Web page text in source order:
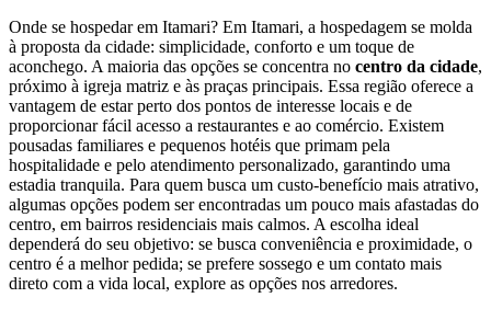
Onde se hospedar em Itamari? Em Itamari, a hospedagem se molda
à proposta da cidade: simplicidade, conforto e um toque de
aconchego. A maioria das opções se concentra no centro da cidade,
próximo à igreja matriz e às praças principais. Essa região oferece a
vantagem de estar perto dos pontos de interesse locais e de
proporcionar fácil acesso a restaurantes e ao comércio. Existem
pousadas familiares e pequenos hotéis que primam pela
hospitalidade e pelo atendimento personalizado, garantindo uma
estadia tranquila. Para quem busca um custo-benefício mais atrativo,
algumas opções podem ser encontradas um pouco mais afastadas do
centro, em bairros residenciais mais calmos. A escolha ideal
dependerá do seu objetivo: se busca conveniência e proximidade, o
centro é a melhor pedida; se prefere sossego e um contato mais
direto com a vida local, explore as opções nos arredores.